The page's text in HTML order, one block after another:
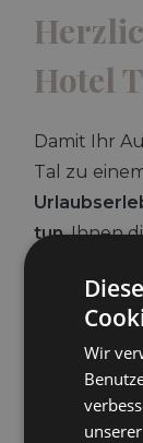
Hotel
Damit Ihr
Tal zu
tun, Ihnen
Unser 3
die neuen
Wir